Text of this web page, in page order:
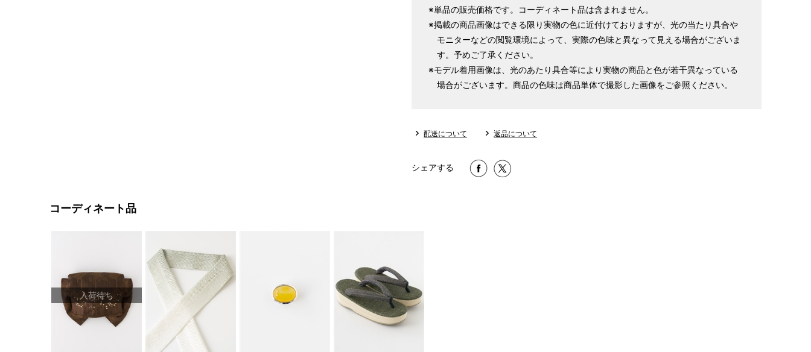
※単品の販売価格です。コーディネート品は含まれません。
※掲載の商品画像はできる限り実物の色に近付けておりますが、光の当たり具合や
モニターなどの閲覧環境によって、実際の色味と異なって見える場合がございま
す。予めご了承ください。
※モデル着用画像は、光のあたり具合等により実物の商品と色が若干異なっている
場合がございます。商品の色味は商品単体で撮影した画像をご参照ください。
配送について 返品について
シェアする
コーディネート品
入荷待ち